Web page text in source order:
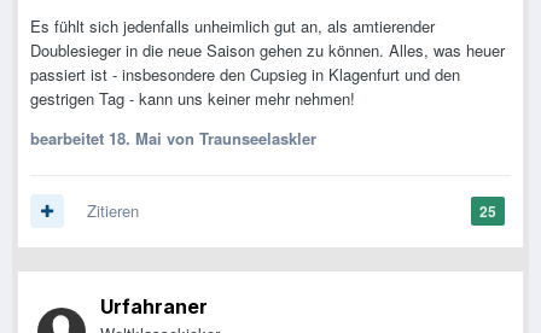
Es fühlt sich jedenfalls unheimlich gut an, als amtierender
Doublesieger in die neue Saison gehen zu können. Alles, was heuer
passiert ist - insbesondere den Cupsieg in Klagenfurt und den
gestrigen Tag - kann uns keiner mehr nehmen!
bearbeitet 18. Mai von Traunseelaskler
25
Zitieren
Urfahraner